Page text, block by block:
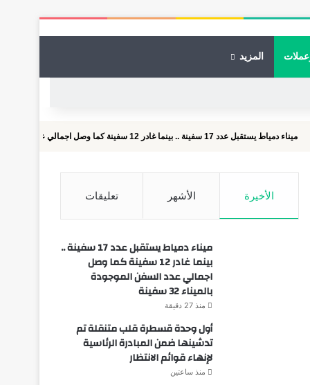
المزيد
.. بينما غادر 12 سفينة كما وصل اجمالي عدد السفن الموجودة بالميناء 32...
الأخيرة الأشهر تعليقات
ميناء دمياط يستقبل عدد 17 سفينة ..
بينما غادر 12 سفينة كما وصل
اجمالي عدد السفن الموجودة
بالميناء 32 سفينة
منذ 27 دقيقة
أول وحدة قسطرة قلب متنقلة تم
تدشينها ضمن المبادرة الرئاسية
لإنهاء قوائم الانتظار
منذ ساعتين